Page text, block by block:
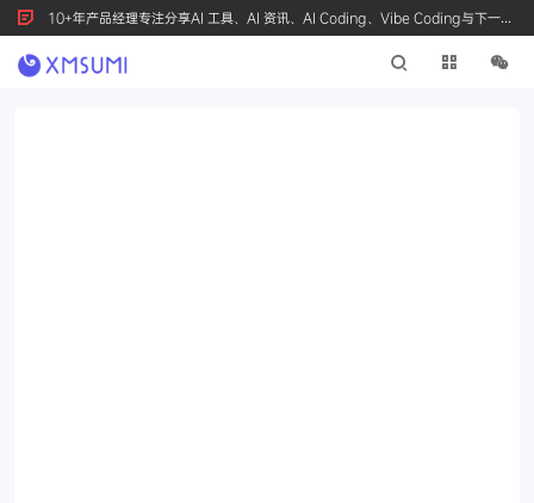
10+年产品经理专注分享AI 工具、AI 资讯、AI Coding、Vibe Coding与下一代
产品创新，按 Ctrl+D 收藏我们